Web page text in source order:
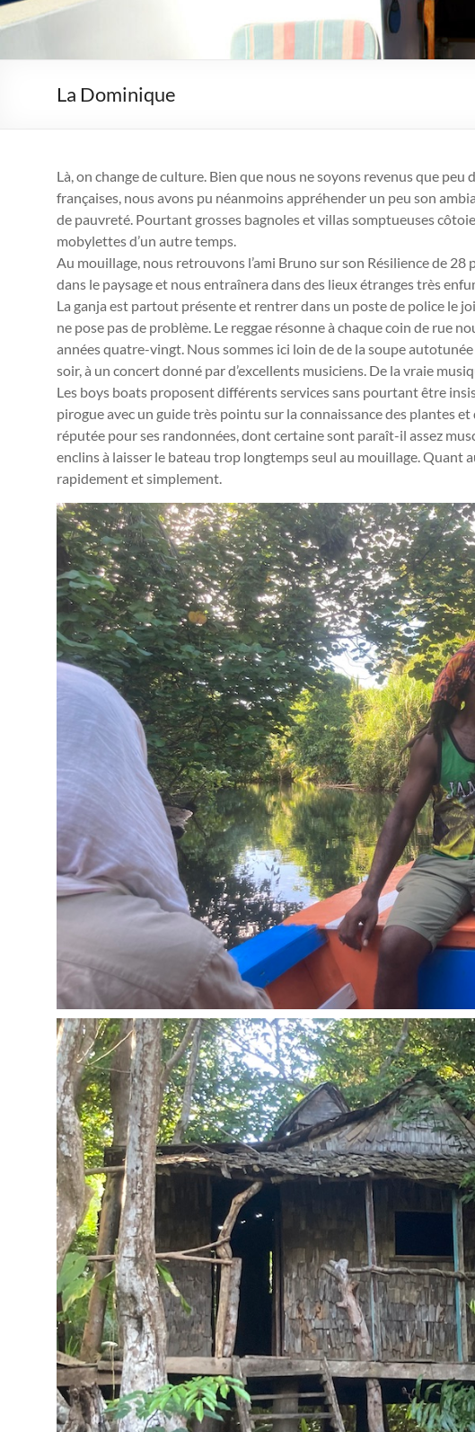
La Dominique
Là, on change de culture. Bien que nous ne soyons revenus que peu
françaises, nous avons pu néanmoins appréhender un peu son
de pauvreté. Pourtant grosses bagnoles et villas somptueuses
mobylettes d’un autre temps.
Au mouillage, nous retrouvons l’ami Bruno sur son Résilience de 28
dans le paysage et nous entraînera dans des lieux étranges très
La ganja est partout présente et rentrer dans un poste de police le
ne pose pas de problème. Le reggae résonne à chaque coin de rue
années quatre-vingt. Nous sommes ici loin de de la soupe
soir, à un concert donné par d’excellents musiciens. De la vraie
Les boys boats proposent différents services sans pourtant être
pirogue avec un guide très pointu sur la connaissance des plantes
réputée pour ses randonnées, dont certaine sont paraît-il assez
enclins à laisser le bateau trop longtemps seul au mouillage. Quant
rapidement et simplement.